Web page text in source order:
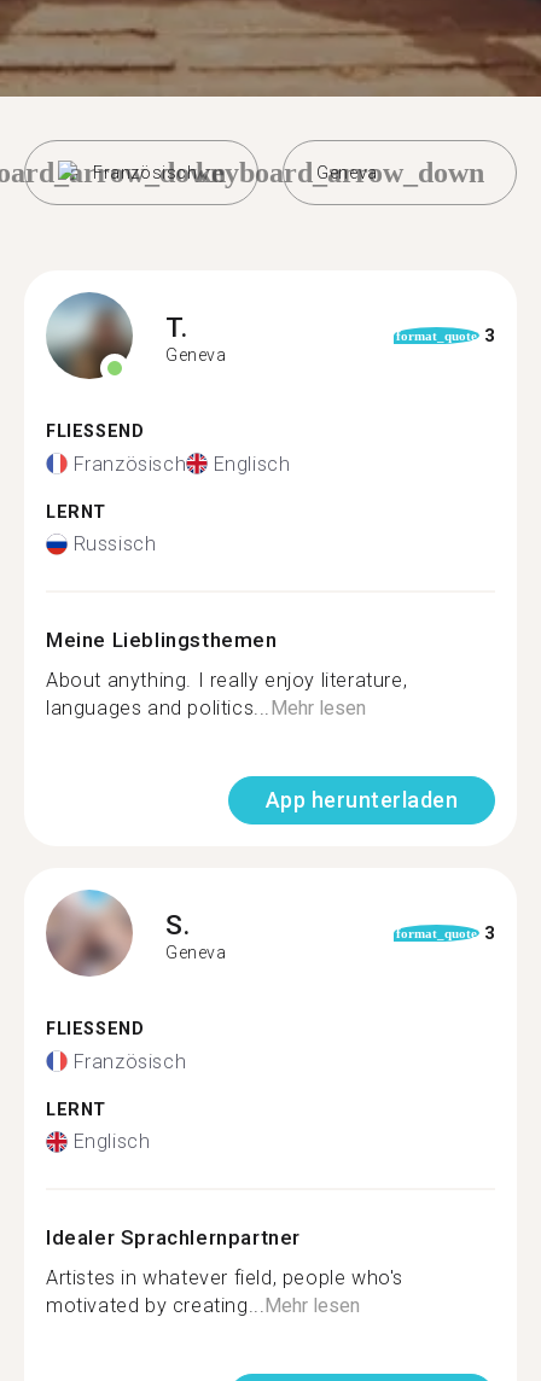
Französisch Geneva
keyboard_arrow_down
T.
Geneva
format_quote 3
FLIESSEND
Französisch Englisch
LERNT
Russisch
Meine Lieblingsthemen
About anything. I really enjoy literature,
languages and politics...Mehr lesen
App herunterladen
S.
Geneva
format_quote 3
FLIESSEND
Französisch
LERNT
Englisch
Idealer Sprachlernpartner
Artistes in whatever field, people who's
motivated by creating...Mehr lesen